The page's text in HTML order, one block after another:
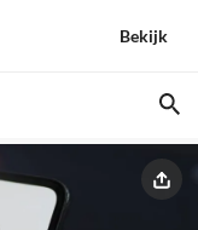
Bekijk